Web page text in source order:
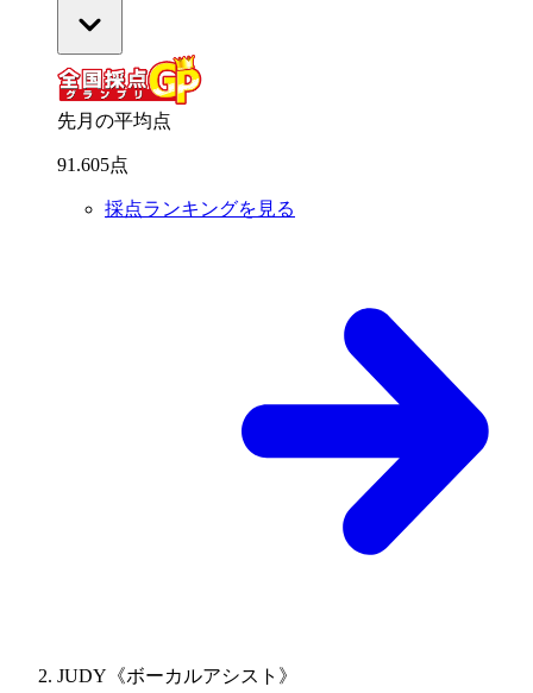
先月の平均点
91 .605点
採点ランキングを見る
JUDY《ボーカルアシスト》